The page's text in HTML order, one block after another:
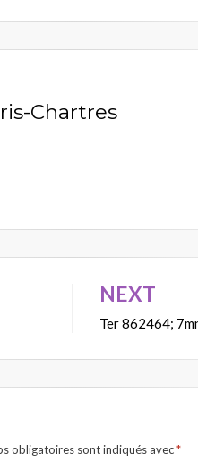
Chartres
NEXT
Ter 862464;
obligatoires sont indiqués avec*